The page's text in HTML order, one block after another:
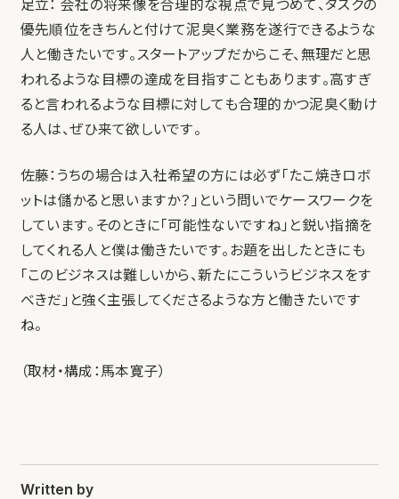
足立： 会社の将来像を合理的な視点で見つめて、タスクの
優先順位をきちんと付けて泥臭く業務を遂行できるような
人と働きたいです。スタートアップだからこそ、無理だと思
われるような目標の達成を目指すこともあります。高すぎ
ると言われるような目標に対しても合理的かつ泥臭く動け
る人は、ぜひ来て欲しいです。
佐藤：うちの場合は入社希望の方には必ず「たこ焼きロボ
ットは儲かると思いますか？」という問いでケースワークを
しています。そのときに「可能性ないですね」と鋭い指摘を
してくれる人と僕は働きたいです。お題を出したときにも
「このビジネスは難しいから、新たにこういうビジネスをす
べきだ」と強く主張してくださるような方と働きたいです
ね。
（取材・構成：馬本寛子）
Written by